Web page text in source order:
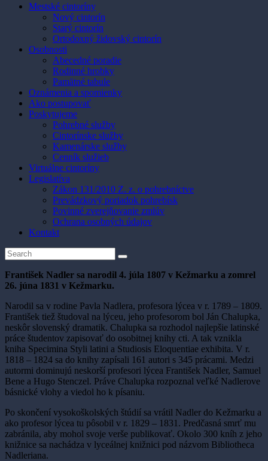
Mestské cintoríny
Nový cintorín
Starý cintorín
Ortodoxný židovský cintorín
Osobnosti
Abecedné poradie
Rodinné hrobky
Pamätné tabule
Oznámenia a spomienky
Ako postupovať
Poskytujeme
Pohrebné služby
Cintorínske služby
Kamenárske služby
Cenník služieb
Virtuálne cintoríny
Legislatíva
Zákon 131/2010 Z. z. o pohrebníctve
Prevádzkový poriadok pohrebísk
Povinné zverejňovanie zmlúv
Ochrana osobných údajov
Kontakt
František Nadler sa narodil 4. júla 1807 v Kežmarku a zomrel
26. júna 1831 v Kežmarku.
Narodil sa v rodine Pavla Nadlera, profesora lýcea v r. 1789 – 1809.
František tiež študoval na lýceu, jeho profesorom bol Ján Chalupka,
neskôr slovenský dramatik. Chalupka sa rozhodol najlepšie latinské
práce študentov zapisovať do osobitnej knihy cti. A tak vznikla
kniha Specimina Styli latini a Studiosis Eloquentiae exhibita. V r.
1818 – 1824 sa do knihy zapísali 161 autori s 345 prácami. Medzi
autormi dominujú neskorší profesori lýcea František Nadler, Samuel
Bene a Hugo Stenczel. Práve Chalupka rozpoznal veľké Nadlerove
básnické vlohy a viedol ho k písaniu.
Po skončení vysokoškolských štúdií sa vrátil Nadler do Kežmarku a
ako profesor lýcea tu pôsobil v r. 1829 – 1831. Predčasná smrť mu
zabránila, aby mohol svoje verše publikovať. Okolo 300 kníh z jeho
knižnice sa nachádza v lyceálnej knižnici pod názvom Bibliotheca
Nadleriana.